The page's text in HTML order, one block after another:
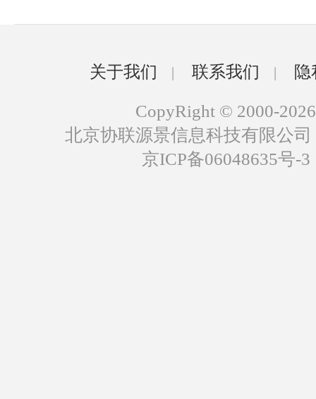
关于我们 | 联系我们 |
CopyRight © 2000-2026
北京协联源景信息科技有限公
京ICP备06048635号-3